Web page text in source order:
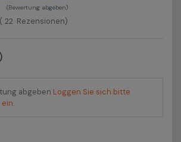
(Bewertung abgeben)
( 22 Rezensionen)
abgeben Loggen Sie sich bitte
.